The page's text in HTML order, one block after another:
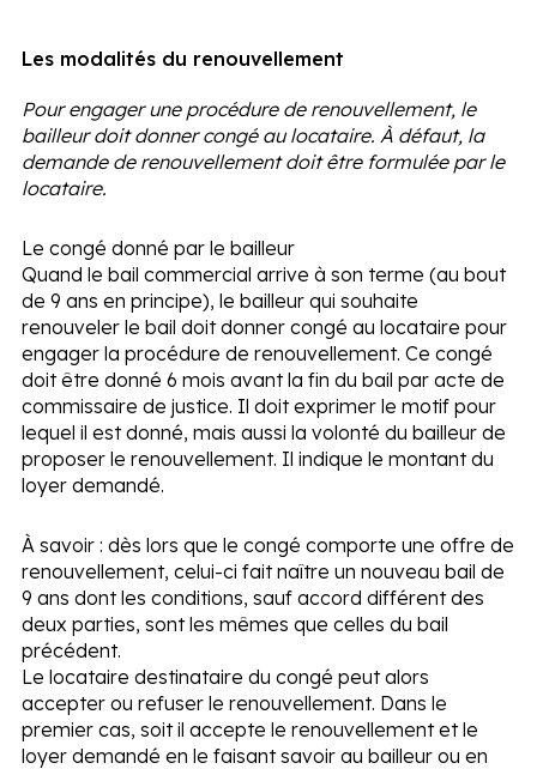
Les modalités du renouvellement
Pour engager une procédure de renouvellement, le
bailleur doit donner congé au locataire. À défaut, la
demande de renouvellement doit être formulée par le
locataire.
Le congé donné par le bailleur
Quand le bail commercial arrive à son terme (au bout
de 9 ans en principe), le bailleur qui souhaite
renouveler le bail doit donner congé au locataire pour
engager la procédure de renouvellement. Ce congé
doit être donné 6 mois avant la fin du bail par acte de
commissaire de justice. Il doit exprimer le motif pour
lequel il est donné, mais aussi la volonté du bailleur de
proposer le renouvellement. Il indique le montant du
loyer demandé.
À savoir : dès lors que le congé comporte une offre de
renouvellement, celui-ci fait naître un nouveau bail de
9 ans dont les conditions, sauf accord différent des
deux parties, sont les mêmes que celles du bail
précédent.
Le locataire destinataire du congé peut alors
accepter ou refuser le renouvellement. Dans le
premier cas, soit il accepte le renouvellement et le
loyer demandé en le faisant savoir au bailleur ou en